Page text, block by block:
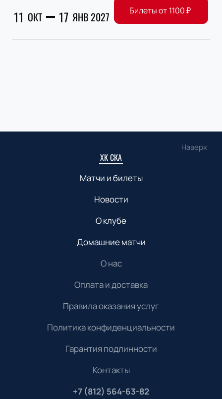
11 ОКТ 17 ЯНВ 2027 Билеты от 1100₽
Наверх
ХК СКА
Матчи и билеты
Новости
О клубе
Домашние матчи
О нас
Оплата и доставка
Правила оказания услуг
Политика конфиденциальности
Гарантия подлинности
Контакты
+7 (812) 564-63-82